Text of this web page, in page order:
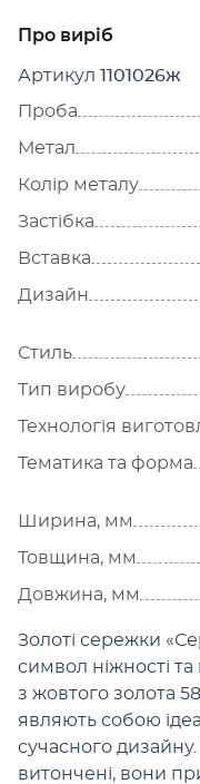
Про виріб
Артикул 1101026ж
Проба
Метал
Колір металу
Застібка
Вставка
Дизайн
Стиль
Тип виробу
Технологія
Тематика та форма
Ширина, мм
Товщина, мм
Довжина, мм
Золоті сережки
символ ніжності
з жовтого золота
являють собою
сучасного
витончені, вони